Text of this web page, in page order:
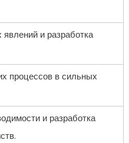
и разработка
процессов в сильных
и разработка